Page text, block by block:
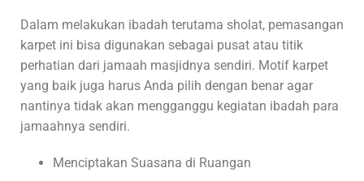
Dalam melakukan ibadah terutama sholat, pemasangan
karpet ini bisa digunakan sebagai pusat atau titik
perhatian dari jamaah masjidnya sendiri. Motif karpet
yang baik juga harus Anda pilih dengan benar agar
nantinya tidak akan mengganggu kegiatan ibadah para
jamaahnya sendiri.
Menciptakan Suasana di Ruangan